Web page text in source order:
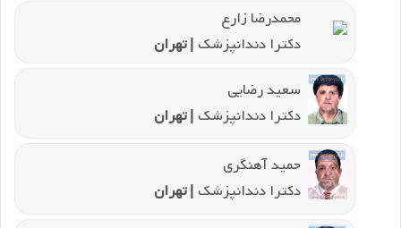
محمدرضا زارع
دکترا دندانپزشک | تهران
سعید رضایی
دکترا دندانپزشک | تهران
حمید آهنگری
دکترا دندانپزشک | تهران